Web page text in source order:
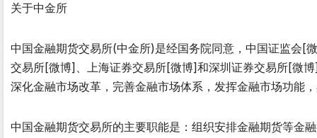
关于中金所
中国金融期货交易所(中金所)是经国务院同意，中国证监会[
交易所[微博]、上海证券交易所[微博]和深圳证券交易所[微
深化金融市场改革，完善金融市场体系，发挥金融市场功能
中国金融期货交易所的主要职能是：组织安排金融期货等金